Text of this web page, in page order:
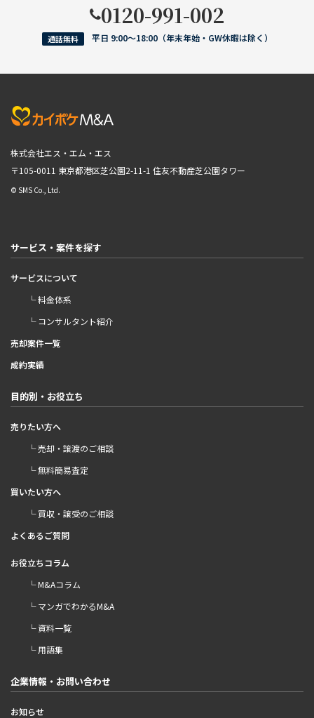
0120-991-002
通話無料 平日 9:00〜18:00（年末年始・GW休暇は除く）
株式会社エス・エム・エス
〒105-0011 東京都港区芝公園2-11-1 住友不動産芝公園タワー
© SMS Co., Ltd.
サービス・案件を探す
サービスについて
└ 料金体系
└ コンサルタント紹介
売却案件一覧
成約実績
目的別・お役立ち
売りたい方へ
└ 売却・譲渡のご相談
└ 無料簡易査定
買いたい方へ
└ 買収・譲受のご相談
よくあるご質問
お役立ちコラム
└ M&Aコラム
└ マンガでわかるM&A
└ 資料一覧
└ 用語集
企業情報・お問い合わせ
お知らせ